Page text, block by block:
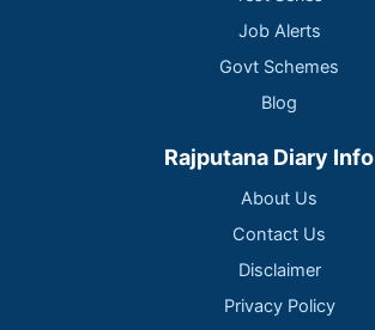
Job Alerts
Govt Schemes
Blog
Rajputana Diary Info
About Us
Contact Us
Disclaimer
Privacy Policy